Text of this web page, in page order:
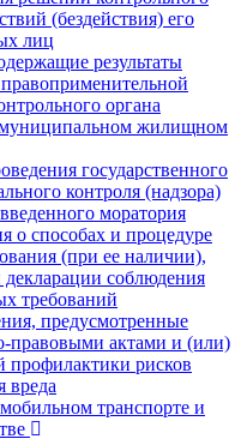
(бездействия) его
лиц
результаты
органа
жилищном
государственного
контроля (надзора)
моратория
о способах и процедуре
(при ее наличии),
декларации соблюдения
требований
предусмотренные
правовыми актами и (или)
профилактики рисков
вреда
транспорте и